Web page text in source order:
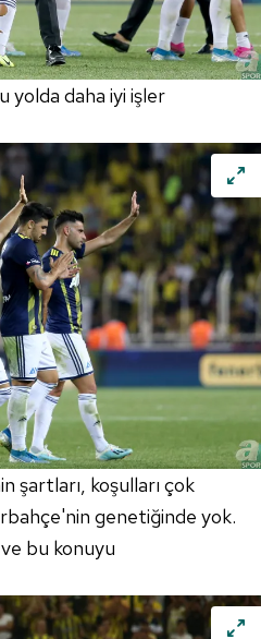
yolda daha iyi işler
şartları, koşulları çok
genetiğinde yok.
ve bu konuyu